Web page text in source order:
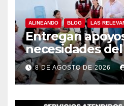
ALINEANDO BLOG LAS
Entregan
necesidades
familias de
8 DE AGOSTO DE 2026